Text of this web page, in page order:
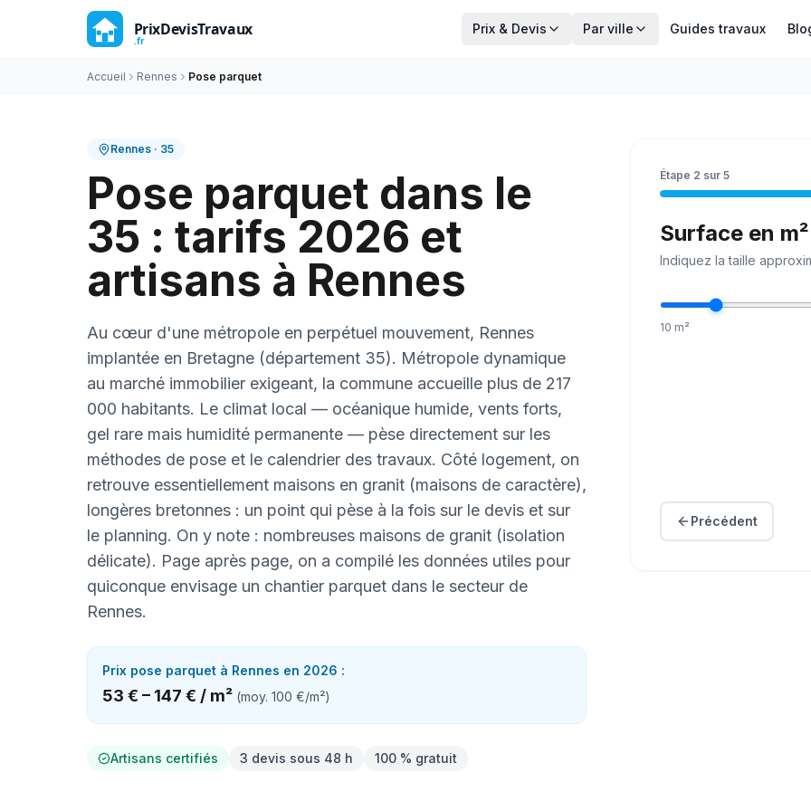
Prix & Devis Par ville Guides travaux
Accueil Rennes Pose parquet
Rennes · 35
Pose parquet dans le
35 : tarifs 2026 et
artisans à Rennes
Au cœur d'une métropole en perpétuel mouvement, Rennes
implantée en Bretagne (département 35). Métropole dynamique
au marché immobilier exigeant, la commune accueille plus de 217
000 habitants. Le climat local — océanique humide, vents forts,
gel rare mais humidité permanente — pèse directement sur les
méthodes de pose et le calendrier des travaux. Côté logement, on
retrouve essentiellement maisons en granit (maisons de caractère),
longères bretonnes : un point qui pèse à la fois sur le devis et sur
le planning. On y note : nombreuses maisons de granit (isolation
délicate). Page après page, on a compilé les données utiles pour
quiconque envisage un chantier parquet dans le secteur de
Rennes.
Prix pose parquet à Rennes en 2026 :
53 € – 147 € / m² (moy. 100 €/m²)
Artisans certifiés 3 devis sous 48 h 100 % gratuit
Étape 2 sur 5
Surface en m²
Indiquez lataille
10 m²
Précédent